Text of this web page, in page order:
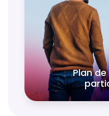
Plan
La manera
planificar tu